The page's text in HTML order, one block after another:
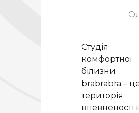
Студія
комфортної
білизни
brabrabra –
територія
впевненості